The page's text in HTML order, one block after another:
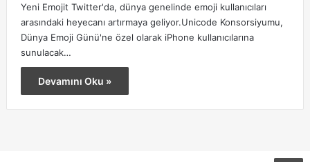
Yeni Emojit Twitter'da, dünya genelinde emoji kullanıcıları
arasındaki heyecanı artırmaya geliyor.Unicode Konsorsiyumu,
Dünya Emoji Günü'ne özel olarak iPhone kullanıcılarına
sunulacak…
Devamını Oku »